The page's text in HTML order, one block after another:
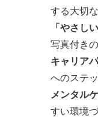
する大切
「やさし
写真付き
キャリア
へのステ
メンタル
すい環境